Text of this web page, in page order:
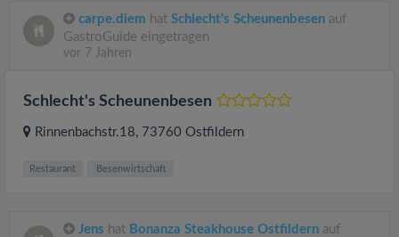
carpe.diem hat Schlecht's Scheunenbesen auf
GastroGuide eingetragen
vor 7 Jahren
Schlecht's Scheunenbesen
Rinnenbachstr.18, 73760 Ostfildern
Restaurant Besenwirtschaft
Jens hat Bonanza Steakhouse Ostfildern auf